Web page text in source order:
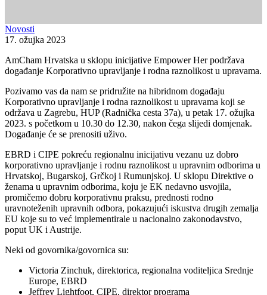
Novosti
17. ožujka 2023
AmCham Hrvatska u sklopu inicijative Empower Her podržava
događanje Korporativno upravljanje i rodna raznolikost u upravama.
Pozivamo vas da nam se pridružite na hibridnom događaju
Korporativno upravljanje i rodna raznolikost u upravama koji se
održava u Zagrebu, HUP (Radnička cesta 37a), u petak 17. ožujka
2023. s početkom u 10.30 do 12.30, nakon čega slijedi domjenak.
Događanje će se prenositi uživo.
EBRD i CIPE pokreću regionalnu inicijativu vezanu uz dobro
korporativno upravljanje i rodnu raznolikost u upravnim odborima u
Hrvatskoj, Bugarskoj, Grčkoj i Rumunjskoj. U sklopu Direktive o
ženama u upravnim odborima, koju je EK nedavno usvojila,
promičemo dobru korporativnu praksu, prednosti rodno
uravnoteženih upravnih odbora, pokazujući iskustva drugih zemalja
EU koje su to već implementirale u nacionalno zakonodavstvo,
poput UK i Austrije.
Neki od govornika/govornica su:
Victoria Zinchuk, direktorica, regionalna voditeljica Srednje
Europe, EBRD
Jeffrey Lightfoot, CIPE, direktor programa